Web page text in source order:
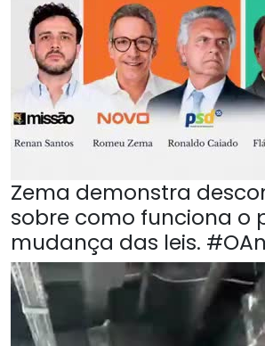
Zema demonstra
sobre como funciona o
mudança das leis.